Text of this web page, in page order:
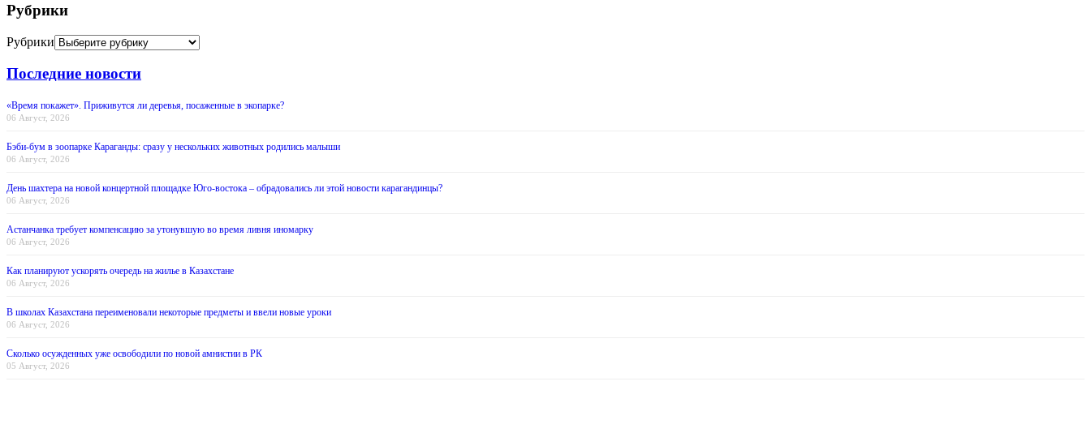
Рубрики
Рубрики
Последние новости
«Время покажет». Приживутся ли деревья, посаженные в экопарке?
06 Август, 2026
Бэби-бум в зоопарке Караганды: сразу у нескольких животных родились малыши
06 Август, 2026
День шахтера на новой концертной площадке Юго-востока – обрадовались ли этой новости карагандинцы?
06 Август, 2026
Астанчанка требует компенсацию за утонувшую во время ливня иномарку
06 Август, 2026
Как планируют ускорять очередь на жилье в Казахстане
06 Август, 2026
В школах Казахстана переименовали некоторые предметы и ввели новые уроки
06 Август, 2026
Сколько осужденных уже освободили по новой амнистии в РК
05 Август, 2026